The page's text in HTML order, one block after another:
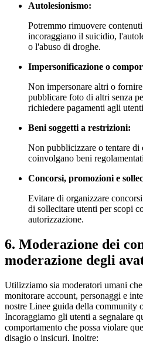
Autolesionismo:
Potremmo rimuovere
incoraggiano il suicidio,
o l'abuso di droghe.
Impersonificazione o
Non impersonare altri o
pubblicare foto di altri senza
richiedere pagamenti agli
Beni soggetti a restrizioni:
Non pubblicizzare o tentare di
coinvolgano beni
Concorsi, promozioni e
Evitare di organizzare
di sollecitare utenti per scopi
autorizzazione.
6. Moderazione dei
moderazione degli
Utilizziamo sia moderatori umani
monitorare account, personaggi e
nostre Linee guida della community
Incoraggiamo gli utenti a segnalare
comportamento che possa violare
disagio o insicuri. Inoltre: